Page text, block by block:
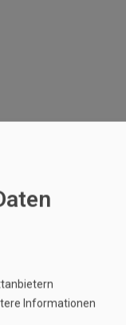
Adresse
Informationen